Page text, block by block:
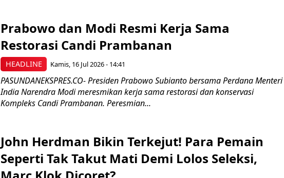
HEADLINE
Prabowo dan Modi Resmi Kerja Sama
Restorasi Candi Prambanan
Kamis, 16 Jul 2026 - 14:41
PASUNDANEKSPRES.CO- Presiden Prabowo Subianto bersama Perdana Menteri
India Narendra Modi meresmikan kerja sama restorasi dan konservasi
Kompleks Candi Prambanan. Peresmian...
John Herdman Bikin Terkejut! Para Pemain
Seperti Tak Takut Mati Demi Lolos Seleksi,